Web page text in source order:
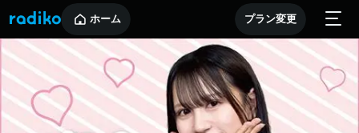
ホーム プラン変更